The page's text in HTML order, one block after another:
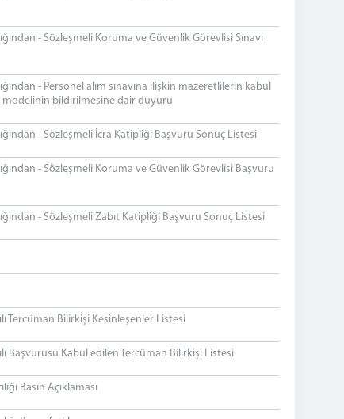
- Sözleşmeli Koruma ve Güvenlik Görevlisi Sınavı
- Personel alım sınavına ilişkin mazeretlilerin kabul
modelinin bildirilmesine dair duyuru
- Sözleşmeli İcra Katipliği Başvuru Sonuç Listesi
- Sözleşmeli Koruma ve Güvenlik Görevlisi Başvuru
- Sözleşmeli Zabıt Katipliği Başvuru Sonuç Listesi
Tercüman Bilirkişi Kesinleşenler Listesi
Başvurusu Kabul edilen Tercüman Bilirkişi Listesi
Basın Açıklaması